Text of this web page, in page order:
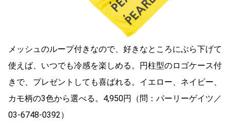
メッシュのループ付きなので、好きなところにぶら下げて
使えば、いつでも冷感を楽しめる。円柱型のロゴケース付
きで、プレゼントしても喜ばれる。イエロー、ネイビー、
カモ柄の3色から選べる。4,950円（問：パーリーゲイツ／
03-6748-0392）